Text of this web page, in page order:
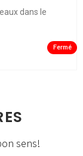
dans le
Fermé
sens!